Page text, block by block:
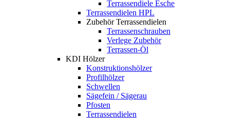
Terrassendiele Esche
Terrassendielen HPL
Zubehör Terrassendielen
Terrassenschrauben
Verlege Zubehör
Terrassen-Öl
KDI Hölzer
Konstruktionshölzer
Profilhölzer
Schwellen
Sägefein / Sägerau
Pfosten
Terrassendielen